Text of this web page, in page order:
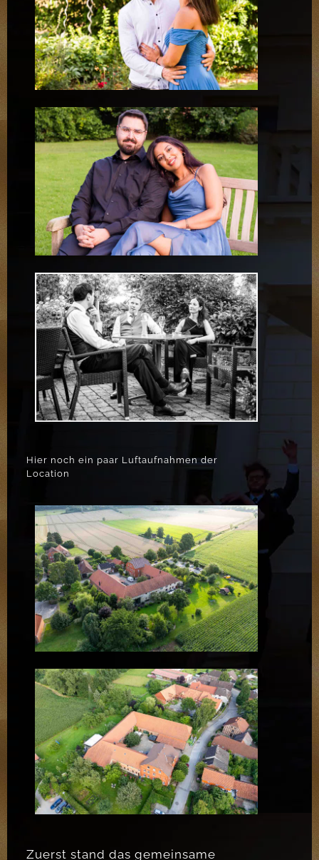
Hier noch ein paar Luftaufnahmen der
Location
Zuerst stand das gemeinsame